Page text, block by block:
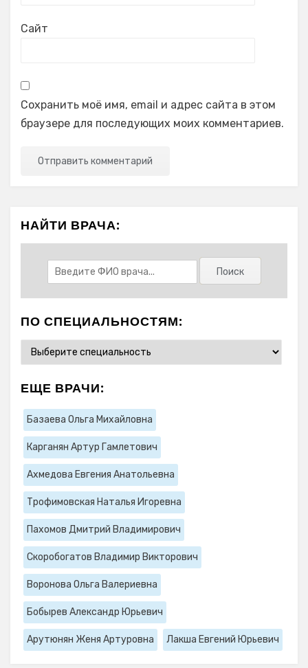
Сайт
Сохранить моё имя, email и адрес сайта в этом
браузере для последующих моих комментариев.
НАЙТИ ВРАЧА:
ПО СПЕЦИАЛЬНОСТЯМ:
ЕЩЕ ВРАЧИ:
Базаева Ольга Михайловна
Карганян Артур Гамлетович
Ахмедова Евгения Анатольевна
Трофимовская Наталья Игоревна
Пахомов Дмитрий Владимирович
Скоробогатов Владимир Викторович
Воронова Ольга Валериевна
Бобырев Александр Юрьевич
Арутюнян Женя Артуровна Лакша Евгений Юрьевич